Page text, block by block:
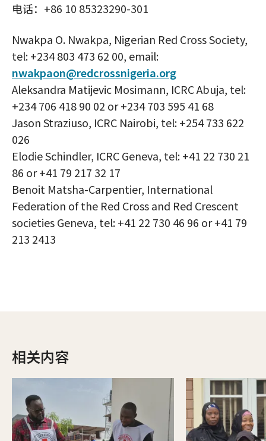
电话：+86 10 85323290-301
Nwakpa O. Nwakpa, Nigerian Red Cross Society,
tel: +234 803 473 62 00, email:
nwakpaon@redcrossnigeria.org
Aleksandra Matijevic Mosimann, ICRC Abuja, tel:
+234 706 418 90 02 or +234 703 595 41 68
Jason Straziuso, ICRC Nairobi, tel: +254 733 622
026
Elodie Schindler, ICRC Geneva, tel: +41 22 730 21
86 or +41 79 217 32 17
Benoit Matsha-Carpentier, International
Federation of the Red Cross and Red Crescent
societies Geneva, tel: +41 22 730 46 96 or +41 79
213 2413
相关内容